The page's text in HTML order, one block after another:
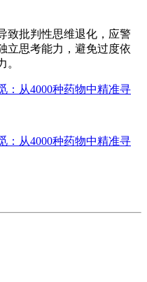
批判性思维退化，应警
立思考能力，避免过度依
。
：从4000种药物中精准寻
：从4000种药物中精准寻